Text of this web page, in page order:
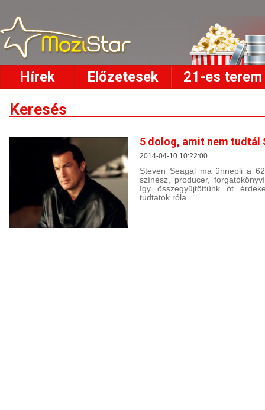
Hírek Előzetesek 21-es terem
Keresés
5 dolog, amit nem tudtál
2014-04-10 10:22:00
Steven Seagal ma ünnepli a
színész, producer,
így összegyűjtöttünk öt
tudtatok róla.